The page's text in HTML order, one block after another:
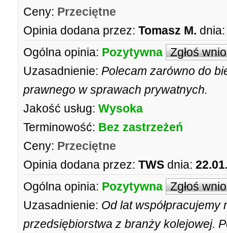
Ceny: Przeciętne
Opinia dodana przez: Tomasz M. dnia:
Ogólna opinia: Pozytywna Zgłoś
Uzasadnienie: Polecam zarówno do
prawnego w sprawach prywatnych.
Jakość usług: Wysoka
Terminowość: Bez zastrzeżeń
Ceny: Przeciętne
Opinia dodana przez: TWS dnia:
Ogólna opinia: Pozytywna Zgłoś
Uzasadnienie: Od lat współpracujemy
przedsiębiorstwa z branży kolejowej.